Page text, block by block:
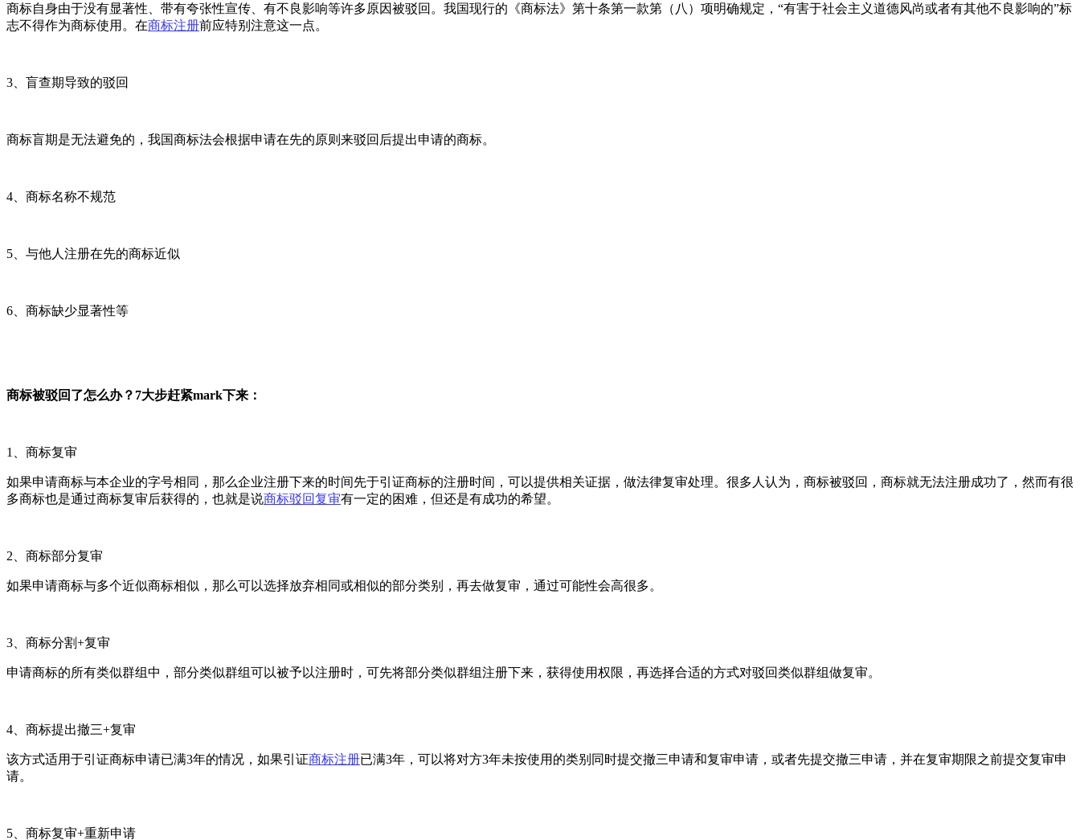
商标自身由于没有显著性、带有夸张性宣传、有不良影响等许多原因被驳回。我国现行的《商标法》第十条第一款第（八）项明确规定，“有害于社会主义道德风尚或者有其他不良影响的”标
志不得作为商标使用。在商标注册前应特别注意这一点。
3 、盲查期导致的驳回
商标盲期是无法避免的，我国商标法会根据申请在先的原则来驳回后提出申请的商标。
4 、商标名称不规范
5 、与他人注册在先的商标近似
6 、商标缺少显著性等
商标被驳回了怎么办？7大步赶紧mark下来：
1 、商标复审
如果申请商标与本企业的字号相同，那么企业注册下来的时间先于引证商标的注册时间，可以提供相关证据，做法律复审处理。很多人认为，商标被驳回，商标就无法注册成功了，然而有很
多商标也是通过商标复审后获得的，也就是说商标驳回复审有一定的困难，但还是有成功的希望。
2 、商标部分复审
如果申请商标与多个近似商标相似，那么可以选择放弃相同或相似的部分类别，再去做复审，通过可能性会高很多。
3 、商标分割+复审
申请商标的所有类似群组中，部分类似群组可以被予以注册时，可先将部分类似群组注册下来，获得使用权限，再选择合适的方式对驳回类似群组做复审。
4 、商标提出撤三+复审
该方式适用于引证商标申请已满3年的情况，如果引证商标注册已满3年，可以将对方3年未按使用的类别同时提交撤三申请和复审申请，或者先提交撤三申请，并在复审期限之前提交复审申
请。
5 、商标复审+重新申请